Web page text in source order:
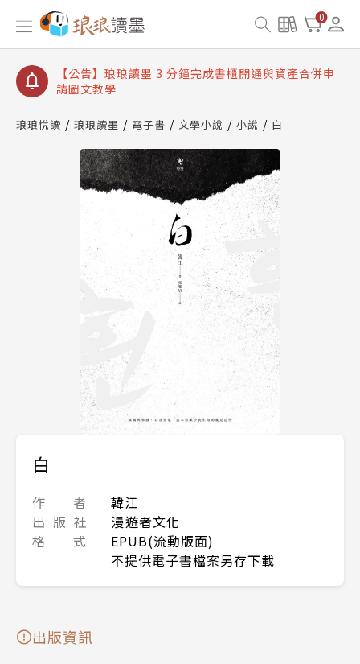
0
【公告】琅琅讀墨數位閱讀資產合併與書櫃開通申請
【公告】琅琅讀墨書櫃開通常見問題
【公告】琅琅讀墨 3 分鐘完成書櫃開通與資產合併申
請圖文教學
查詢
【公告】琅琅讀墨數位閱讀資產合併與書櫃開通申請
琅琅悅讀 琅琅讀墨 電子書 文學小說 小說 白
白
作 者
韓江
出 版 社
漫遊者文化
格 式
EPUB(流動版面)
不提供電子書檔案另存下載
出版資訊